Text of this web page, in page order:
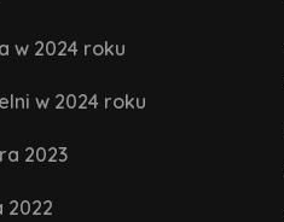
w 2024 roku
w 2024 roku
2023
2022